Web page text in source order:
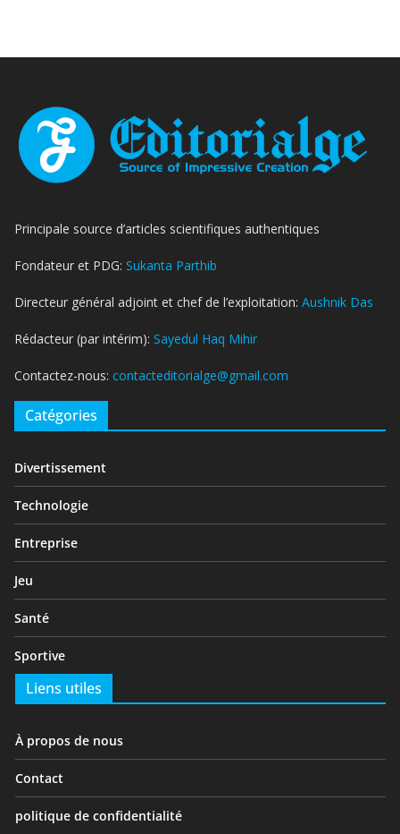
Principale source d’articles scientifiques authentiques
Fondateur et PDG: Sukanta Parthib
Directeur général adjoint et chef de l’exploitation: Aushnik Das
Rédacteur (par intérim): Sayedul Haq Mihir
Contactez-nous: contacteditorialge@gmail.com
Catégories
Divertissement
Technologie
Entreprise
Jeu
Santé
Sportive
Liens utiles
À propos de nous
Contact
politique de confidentialité